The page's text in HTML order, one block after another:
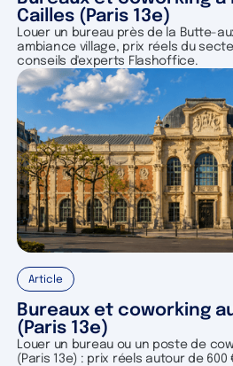
Cailles (Paris 13e)
Louer un bureau près de la Butte-
ambiance village, prix réels du
conseils d'experts Flashoffice.
Article
Bureaux et coworking
(Paris 13e)
Louer un bureau ou un poste de
(Paris 13e) : prix réels autour de